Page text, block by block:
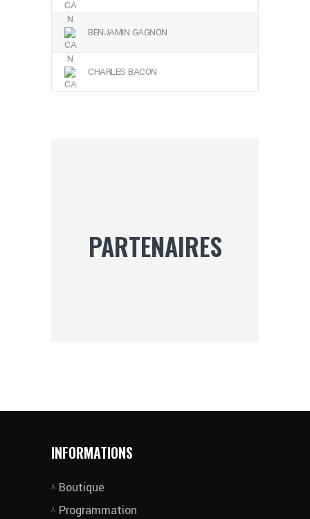
BENJAMIN GAGNON
CHARLES BACON
PARTENAIRES
INFORMATIONS
Boutique
Programmation